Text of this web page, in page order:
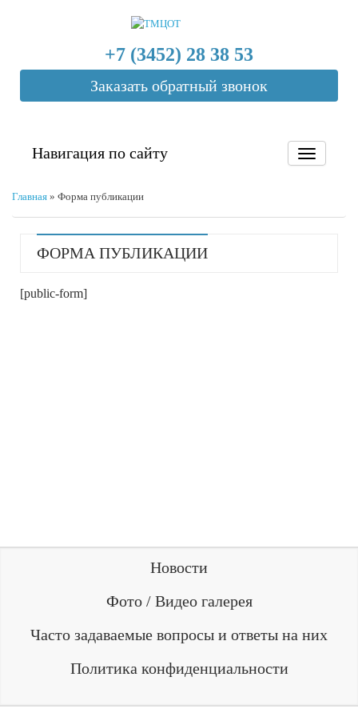
+7 (3452) 28 38 53
Заказать обратный звонок
Навигация по сайту
Главная » Форма публикации
ФОРМА ПУБЛИКАЦИИ
[public-form]
Новости
Фото / Видео галерея
Часто задаваемые вопросы и ответы на них
Политика конфиденциальности